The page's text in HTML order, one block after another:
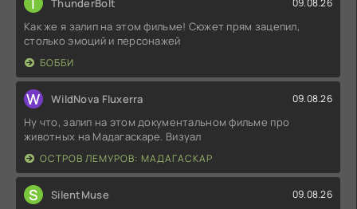
09.08.26
Как же я залип на этом фильме! Сюжет прям зацепил,
столько эмоций и персонажей
БОББИ
W WildNova Fluxerra 09.08.26
Ну что, залип на этом документальном фильме про
животных на Мадагаскаре. Визуал
ОСТРОВ ЛЕМУРОВ: МАДАГАСКАР
S SilentMuse 09.08.26